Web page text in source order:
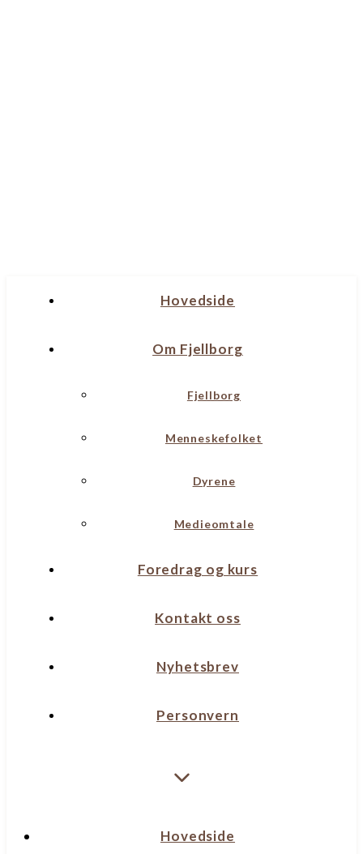
Hovedside
Om Fjellborg
Fjellborg
Menneskefolket
Dyrene
Medieomtale
Foredrag og kurs
Kontakt oss
Nyhetsbrev
Personvern
Hovedside